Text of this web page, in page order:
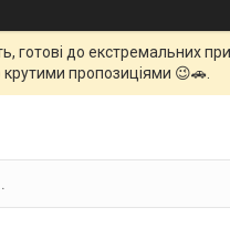
готові до екстремальних
пропозиціями 😉🚗.